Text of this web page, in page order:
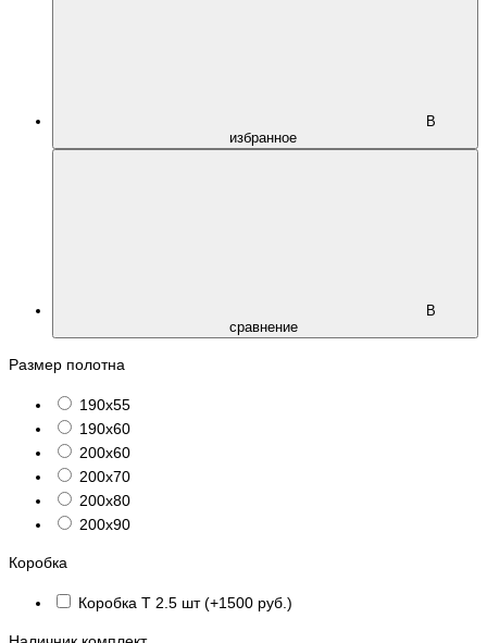
В
избранное
В
сравнение
Размер полотна
190х55
190х60
200х60
200х70
200х80
200х90
Коробка
Коробка Т 2.5 шт (+1500 руб.)